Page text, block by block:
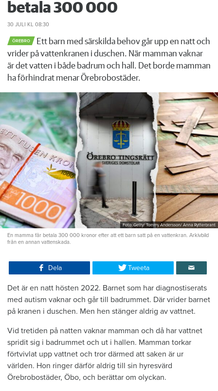
betala 300 000
30 JULI KL 08:30
ÖREBRO
Ett barn med särskilda behov går upp en natt och
vrider på vattenkranen i duschen. När mamman vaknar
är det vatten i både badrum och hall. Det borde mamman
ha förhindrat menar Örebrobostäder.
Foto: Getty/ Tommy Andersson/ Anna Rytterbrant
En mamma får betala 300 000 kronor efter att ett barn satt på en vattenkran. Arkivbild
från en annan vattenskada.
Dela Tweeta
Det är en natt hösten 2022. Barnet som har diagnostiserats
med autism vaknar och går till badrummet. Där vrider barnet
på kranen i duschen. Men hen stänger aldrig av vattnet.
Vid tretiden på natten vaknar mamman och då har vattnet
spridit sig i badrummet och ut i hallen. Mamman torkar
förtvivlat upp vattnet och tror därmed att saken är ur
världen. Hon ringer därför aldrig till sin hyresvärd
Örebrobostäder, Öbo, och berättar om olyckan.